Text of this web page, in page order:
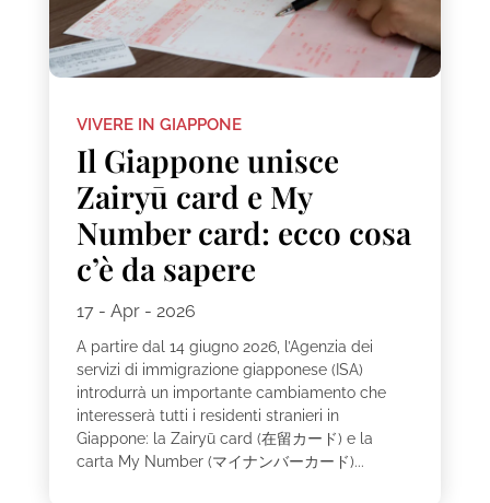
VIVERE IN GIAPPONE
Il Giappone unisce
Zairyū card e My
Number card: ecco cosa
c’è da sapere
17 - Apr - 2026
A partire dal 14 giugno 2026, l’Agenzia dei
servizi di immigrazione giapponese (ISA)
introdurrà un importante cambiamento che
interesserà tutti i residenti stranieri in
Giappone: la Zairyū card (在留カード) e la
carta My Number (マイナンバーカード)...